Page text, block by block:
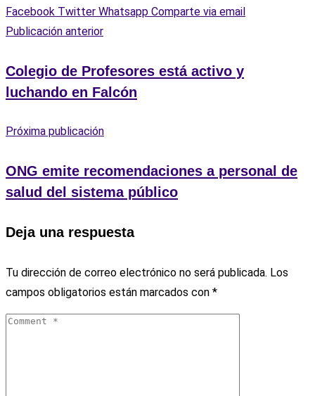
Facebook Twitter Whatsapp Comparte via email
Publicación anterior
Colegio de Profesores está activo y
luchando en Falcón
Próxima publicación
ONG emite recomendaciones a personal de
salud del sistema público
Deja una respuesta
Tu dirección de correo electrónico no será publicada. Los
campos obligatorios están marcados con *